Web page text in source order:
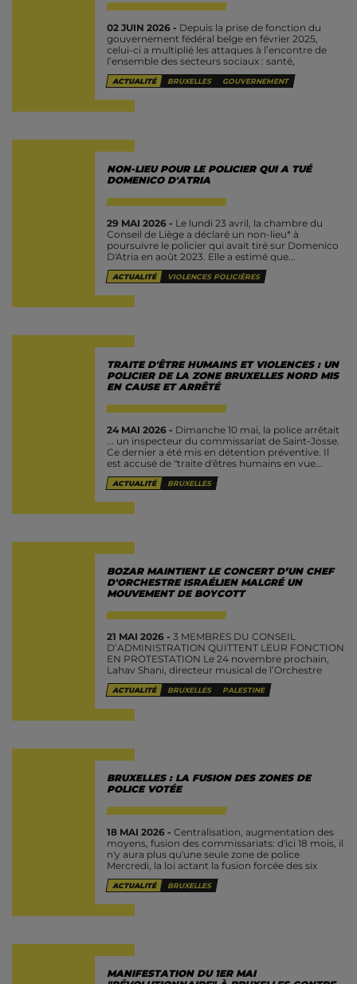
02 JUIN 2026 - Depuis la prise de fonction du
gouvernement fédéral belge en février 2025,
celui-ci a multiplié les attaques à l’encontre de
l’ensemble des secteurs sociaux : santé,
éducation, culture, aide aux...
ACTUALITÉ BRUXELLES GOUVERNEMENT
NON-LIEU POUR LE POLICIER QUI A TUÉ
DOMENICO D'ATRIA
29 MAI 2026 - Le lundi 23 avril, la chambre du
Conseil de Liège a déclaré un non-lieu* à
poursuivre le policier qui avait tiré sur Domenico
D'Atria en août 2023. Elle a estimé que...
ACTUALITÉ VIOLENCES POLICIÈRES
TRAITE D'ÊTRE HUMAINS ET VIOLENCES : UN
POLICIER DE LA ZONE BRUXELLES NORD MIS
EN CAUSE ET ARRÊTÉ
24 MAI 2026 - Dimanche 10 mai, la police arrêtait
... un inspecteur du commissariat de Saint-Josse.
Ce dernier a été mis en détention préventive. Il
est accusé de "traite d'êtres humains en vue...
ACTUALITÉ BRUXELLES
BOZAR MAINTIENT LE CONCERT D’UN CHEF
D'ORCHESTRE ISRAÉLIEN MALGRÉ UN
MOUVEMENT DE BOYCOTT
21 MAI 2026 - 3 MEMBRES DU CONSEIL
D’ADMINISTRATION QUITTENT LEUR FONCTION
EN PROTESTATION Le 24 novembre prochain,
Lahav Shani, directeur musical de l’Orchestre
philharmonique d’Israël, viendra diriger son
Orchestre de Munich à Bruxelles, au BOZAR....
ACTUALITÉ BRUXELLES PALESTINE
BRUXELLES : LA FUSION DES ZONES DE
POLICE VOTÉE
18 MAI 2026 - Centralisation, augmentation des
moyens, fusion des commissariats: d'ici 18 mois, il
n'y aura plus qu'une seule zone de police
Mercredi, la loi actant la fusion forcée des six
zones de police...
ACTUALITÉ BRUXELLES
MANIFESTATION DU 1ER MAI